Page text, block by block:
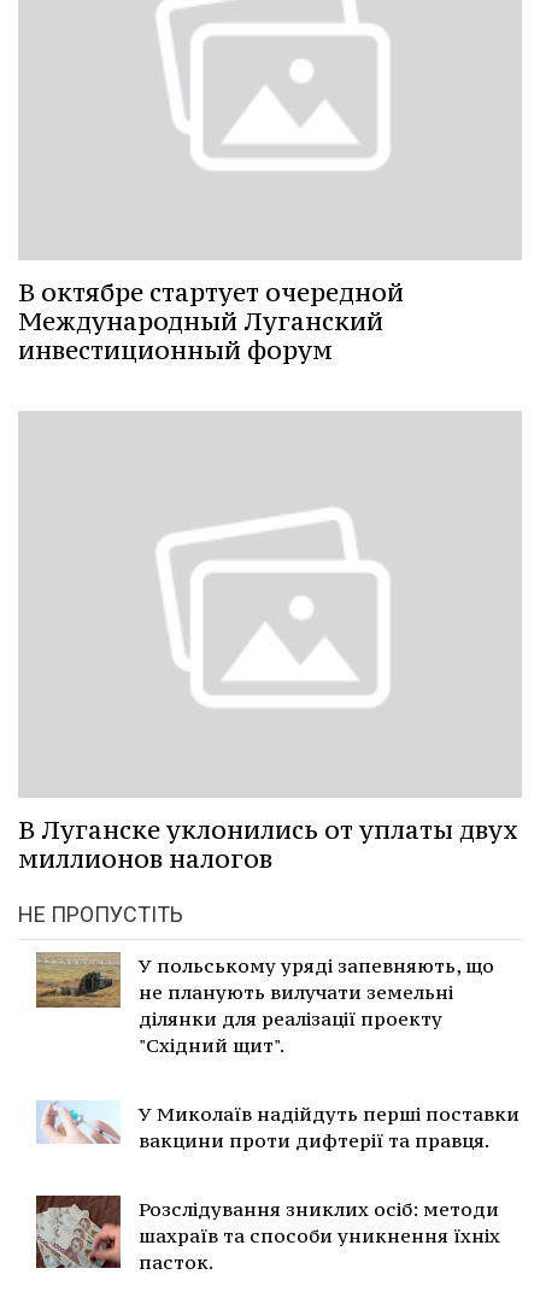
В октябре стартует очередной
Международный Луганский
инвестиционный форум
В Луганске уклонились от уплаты двух
миллионов налогов
НЕ ПРОПУСТІТЬ
У польському уряді запевняють, що
не планують вилучати земельні
ділянки для реалізації проекту
"Східний щит".
У Миколаїв надійдуть перші поставки
вакцини проти дифтерії та правця.
Розслідування зниклих осіб: методи
шахраїв та способи уникнення їхніх
пасток.